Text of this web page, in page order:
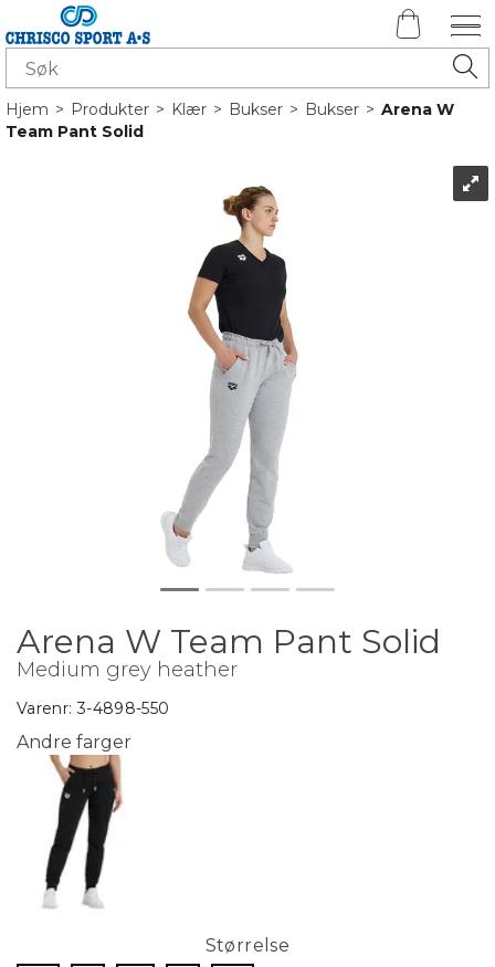
Hjem> Produkter> Klær> Bukser> Bukser>Arena W
Team Pant Solid
Arena W Team Pant Solid
Medium grey heather
Varenr:3-4898-550
Andre farger
Størrelse